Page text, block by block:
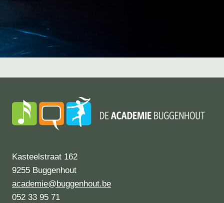
Kasteelstraat 162
9255 Buggenhout
academie@buggenhout.be
052 33 95 71